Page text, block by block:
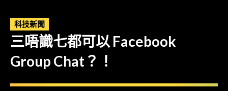
科技新聞
三唔識七都可以 Facebook
Group Chat？！